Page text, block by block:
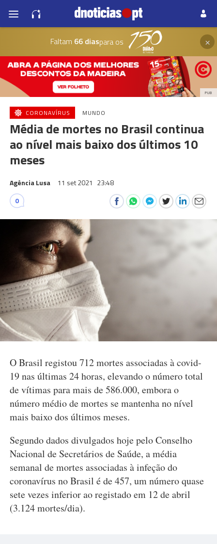
Faltam 66 diaspara os ×
PUB
CORONAVÍRUS MUNDO
Média de mortes no Brasil continua
ao nível mais baixo dos últimos 10
meses
Agência Lusa 11 set 2021 23:48
0
O Brasil registou 712 mortes associadas à covid-
19 nas últimas 24 horas, elevando o número total
de vítimas para mais de 586.000, embora o
número médio de mortes se mantenha no nível
mais baixo dos últimos meses.
Segundo dados divulgados hoje pelo Conselho
Nacional de Secretários de Saúde, a média
semanal de mortes associadas à infeção do
coronavírus no Brasil é de 457, um número quase
sete vezes inferior ao registado em 12 de abril
(3.124 mortes/dia).